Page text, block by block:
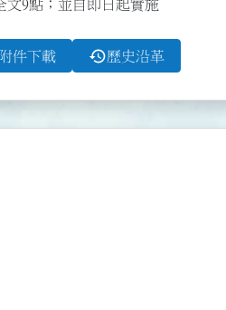
文9點；並自即日起實施
附件下載 history歷史沿革